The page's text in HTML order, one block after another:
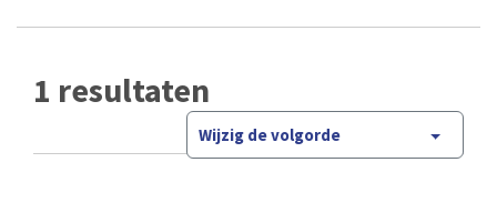
1 resultaten
Wijzig de volgorde